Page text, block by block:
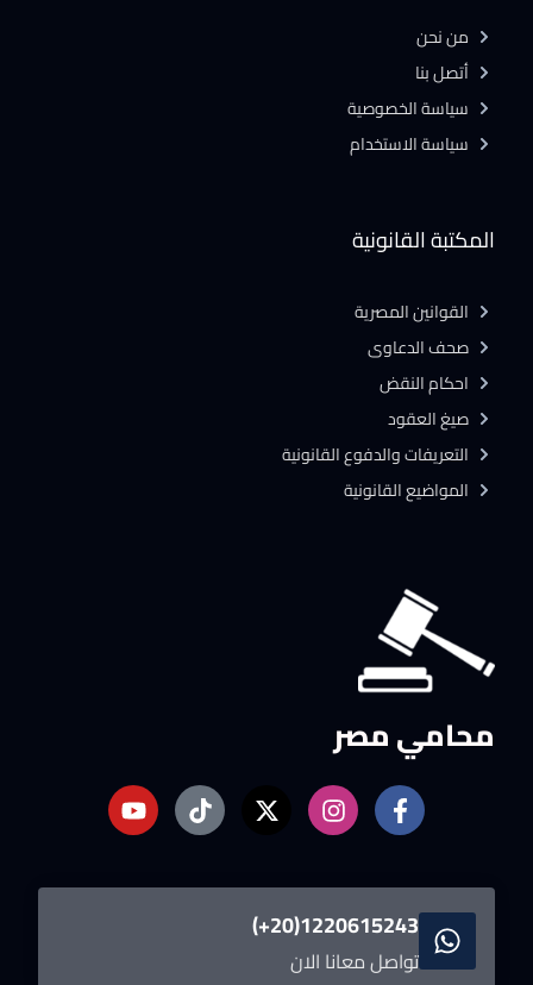
محامي مصر
1220615243(20+)
تواصل معانا الان
المكتبة القانونية
القوانين المصرية
صحف الدعاوى
احكام النقض
صيغ العقود
التعريفات والدفوع القانونية
المواضيع القانونية
من نحن
أتصل بنا
سياسة الخصوصية
سياسة الاستخدام